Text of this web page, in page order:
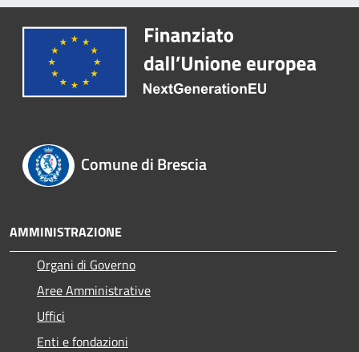
Comune di Brescia
AMMINISTRAZIONE
Organi di Governo
Aree Amministrative
Uffici
Enti e fondazioni